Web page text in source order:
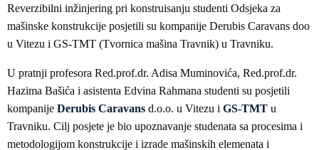
Reverzibilni inžinjering pri konstruisanju studenti Odsjeka za
mašinske konstrukcije posjetili su kompanije Derubis Caravans doo
u Vitezu i GS-TMT (Tvornica mašina Travnik) u Travniku.
U pratnji profesora Red.prof.dr. Adisa Muminovića, Red.prof.dr.
Hazima Bašića i asistenta Edvina Rahmana studenti su posjetili
kompanije Derubis Caravans d.o.o. u Vitezu i GS-TMT u
Travniku. Cilj posjete je bio upoznavanje studenata sa procesima i
metodologijom konstrukcije i izrade mašinskih elemenata i